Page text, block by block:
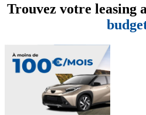
Trouvez votre leasing